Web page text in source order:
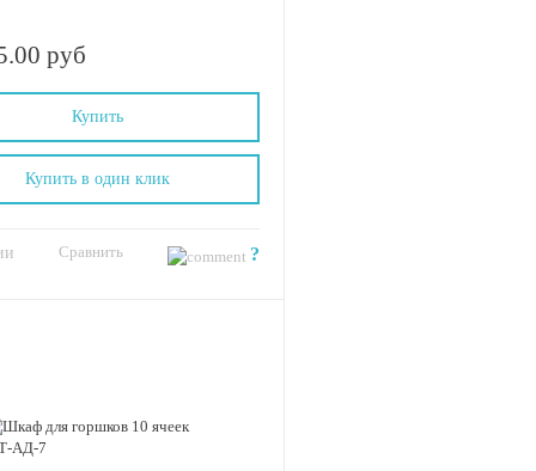
руб
Купить
Сравнить ?
Купить в один клик